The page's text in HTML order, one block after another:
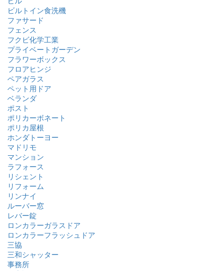
ビルトイン食洗機
ファサード
フェンス
フクビ化学工業
プライベートガーデン
フラワーボックス
フロアヒンジ
ペアガラス
ペット用ドア
ベランダ
ポスト
ポリカーボネート
ポリカ屋根
ホンダトーヨー
マドリモ
マンション
ラフォース
リシェント
リフォーム
リンナイ
ルーバー窓
レバー錠
ロンカラーガラスドア
ロンカラーフラッシュドア
三協
三和シャッター
事務所